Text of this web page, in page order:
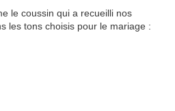
le coussin qui a recueilli nos
les tons choisis pour le mariage :